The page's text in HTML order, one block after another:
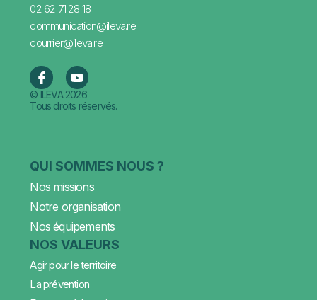
02 62 71 28 18
communication@ileva.re
courrier@ileva.re
© ILEVA 2026
Tous droits réservés.
QUI SOMMES NOUS ?
Nos missions
Notre organisation
Nos équipements
NOS VALEURS
Agir pour le territoire
La prévention